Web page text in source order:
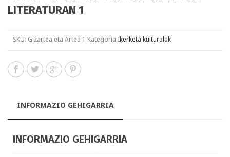
LITERATURAN 1
SKU: Gizartea eta Artea 1 Kategoria Ikerketa kulturalak
INFORMAZIO GEHIGARRIA
INFORMAZIO GEHIGARRIA